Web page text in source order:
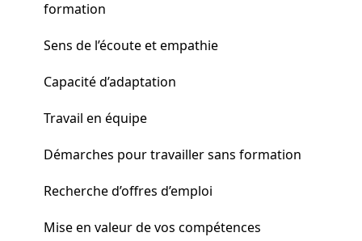
formation
Sens de l’écoute et empathie
Capacité d’adaptation
Travail en équipe
Démarches pour travailler sans formation
Recherche d’offres d’emploi
Mise en valeur de vos compétences